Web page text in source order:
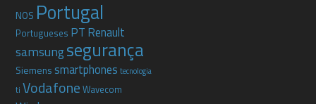
NOS Portugal
Portugueses PT Renault
samsungsegurança
Siemenssmartphones tecnologia
ti Vodafone Wavecom